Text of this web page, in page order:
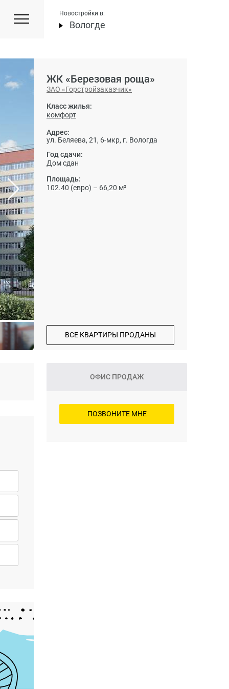
Новостройки в:
Вологде
ЖК «Березовая роща»
ЗАО «Горстройзаказчик»
Класс жилья:
комфорт
Адрес:
ул. Беляева, 21, 6-мкр, г. Вологда
Год сдачи:
Дом сдан
Площадь:
102.40 (евро) – 66,20 м²
ВСЕ КВАРТИРЫ ПРОДАНЫ
ОФИС ПРОДАЖ
ПОЗВОНИТЕ МНЕ